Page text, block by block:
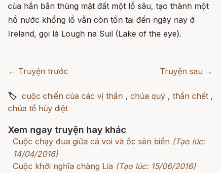
của hắn bắn thủng mặt đất một lỗ sâu, tạo thành một
hồ nước khổng lồ vẫn còn tồn tại đến ngày nay ở
Ireland, gọi là Lough na Suil (Lake of the eye).
← Truyện trước Truyện sau →
🏷 cuộc chiến của các vị thần , chúa quỷ , thần chết ,
chúa tể hủy diệt
Xem ngay truyện hay khác
Cuộc chạy đua giữa cá voi và ốc sên biển (Tạo lúc:
14/04/2016)
Cuộc khởi nghĩa chàng Lía (Tạo lúc: 15/06/2016)